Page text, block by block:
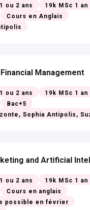
1 ou 2 ans
19k MSc 1 an
Cours en Anglais
Management
1 ou 2 ans
19k MSc 1 an
Bac+5
Sophia Antipolis,
and Artificial
1 ou 2 ans
19k MSc 1 an
Cours en anglais
possible en février